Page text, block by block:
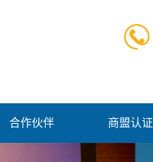
合作伙伴 商盟认证